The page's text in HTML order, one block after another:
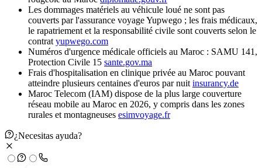
Les dommages matériels au véhicule loué ne sont pas
couverts par l'assurance voyage Yupwego ; les frais médicaux,
le rapatriement et la responsabilité civile sont couverts selon le
contrat yupwego.com
Numéros d'urgence médicale officiels au Maroc : SAMU 141,
Protection Civile 15 sante.gov.ma
Frais d'hospitalisation en clinique privée au Maroc pouvant
atteindre plusieurs centaines d'euros par nuit insurancy.de
Maroc Telecom (IAM) dispose de la plus large couverture
réseau mobile au Maroc en 2026, y compris dans les zones
rurales et montagneuses esimvoyage.fr
¿Necesitas ayuda?